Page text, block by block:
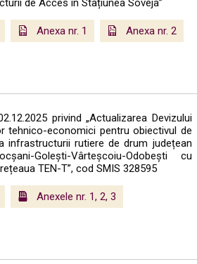
de Acces în Stațiunea Soveja”
Anexa nr. 1 Anexa nr. 2
privind „Actualizarea Devizului
tehnico-economici pentru obiectivul de
infrastructurii rutiere de drum județean
Golești-Vârteșcoiu-Odobești cu
TEN-T”, cod SMIS 328595
Anexele nr. 1, 2, 3